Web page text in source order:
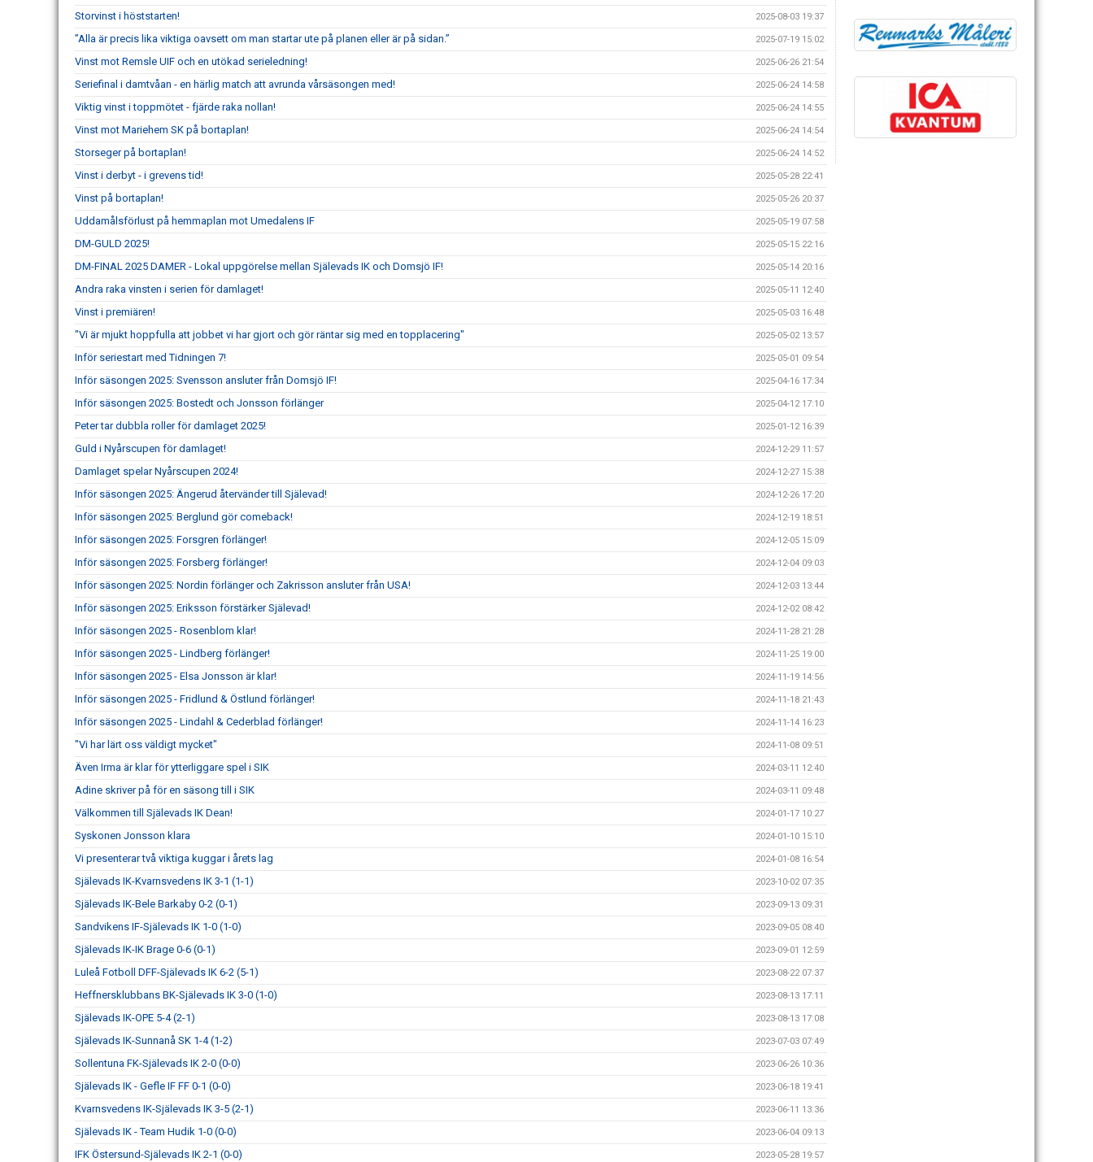
Storvinst i höststarten! 2025-08-03 19:37
”Alla är precis lika viktiga oavsett om man startar ute på planen eller är på sidan.” 2025-07-19 15:02
Vinst mot Remsle UIF och en utökad serieledning! 2025-06-26 21:54
Seriefinal i damtvåan - en härlig match att avrunda vårsäsongen med! 2025-06-24 14:58
Viktig vinst i toppmötet - fjärde raka nollan! 2025-06-24 14:55
Vinst mot Mariehem SK på bortaplan! 2025-06-24 14:54
Storseger på bortaplan! 2025-06-24 14:52
Vinst i derbyt - i grevens tid! 2025-05-28 22:41
Vinst på bortaplan! 2025-05-26 20:37
Uddamålsförlust på hemmaplan mot Umedalens IF 2025-05-19 07:58
DM-GULD 2025! 2025-05-15 22:16
DM-FINAL 2025 DAMER - Lokal uppgörelse mellan Själevads IK och Domsjö IF! 2025-05-14 20:16
Andra raka vinsten i serien för damlaget! 2025-05-11 12:40
Vinst i premiären! 2025-05-03 16:48
"Vi är mjukt hoppfulla att jobbet vi har gjort och gör räntar sig med en topplacering" 2025-05-02 13:57
Inför seriestart med Tidningen 7! 2025-05-01 09:54
Inför säsongen 2025: Svensson ansluter från Domsjö IF! 2025-04-16 17:34
Inför säsongen 2025: Bostedt och Jonsson förlänger 2025-04-12 17:10
Peter tar dubbla roller för damlaget 2025! 2025-01-12 16:39
Guld i Nyårscupen för damlaget! 2024-12-29 11:57
Damlaget spelar Nyårscupen 2024! 2024-12-27 15:38
Inför säsongen 2025: Ängerud återvänder till Själevad! 2024-12-26 17:20
Inför säsongen 2025: Berglund gör comeback! 2024-12-19 18:51
Inför säsongen 2025: Forsgren förlänger! 2024-12-05 15:09
Inför säsongen 2025: Forsberg förlänger! 2024-12-04 09:03
Inför säsongen 2025: Nordin förlänger och Zakrisson ansluter från USA! 2024-12-03 13:44
Inför säsongen 2025: Eriksson förstärker Själevad! 2024-12-02 08:42
Inför säsongen 2025 - Rosenblom klar! 2024-11-28 21:28
Inför säsongen 2025 - Lindberg förlänger! 2024-11-25 19:00
Inför säsongen 2025 - Elsa Jonsson är klar! 2024-11-19 14:56
Inför säsongen 2025 - Fridlund & Östlund förlänger! 2024-11-18 21:43
Inför säsongen 2025 - Lindahl & Cederblad förlänger! 2024-11-14 16:23
"Vi har lärt oss väldigt mycket" 2024-11-08 09:51
Även Irma är klar för ytterliggare spel i SIK 2024-03-11 12:40
Adine skriver på för en säsong till i SIK 2024-03-11 09:48
Välkommen till Själevads IK Dean! 2024-01-17 10:27
Syskonen Jonsson klara 2024-01-10 15:10
Vi presenterar två viktiga kuggar i årets lag 2024-01-08 16:54
Själevads IK-Kvarnsvedens IK 3-1 (1-1) 2023-10-02 07:35
Själevads IK-Bele Barkaby 0-2 (0-1) 2023-09-13 09:31
Sandvikens IF-Själevads IK 1-0 (1-0) 2023-09-05 08:40
Själevads IK-IK Brage 0-6 (0-1) 2023-09-01 12:59
Luleå Fotboll DFF-Själevads IK 6-2 (5-1) 2023-08-22 07:37
Heffnersklubbans BK-Själevads IK 3-0 (1-0) 2023-08-13 17:11
Själevads IK-OPE 5-4 (2-1) 2023-08-13 17:08
Själevads IK-Sunnanå SK 1-4 (1-2) 2023-07-03 07:49
Sollentuna FK-Själevads IK 2-0 (0-0) 2023-06-26 10:36
Själevads IK - Gefle IF FF 0-1 (0-0) 2023-06-18 19:41
Kvarnsvedens IK-Själevads IK 3-5 (2-1) 2023-06-11 13:36
Själevads IK - Team Hudik 1-0 (0-0) 2023-06-04 09:13
IFK Östersund-Själevads IK 2-1 (0-0) 2023-05-28 19:57